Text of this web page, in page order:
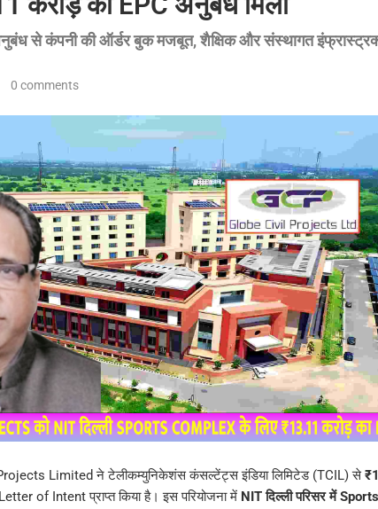
से कंपनी की ऑर्डर बुक मजबूत, शैक्षिक और संस्थागत
0 comments
Limited ने टेलीकम्युनिकेशंस कंसल्टेंट्स इंडिया लिमिटेड (TCIL) से
of Intent प्राप्त किया है। इस परियोजना में NIT दिल्ली परिसर में